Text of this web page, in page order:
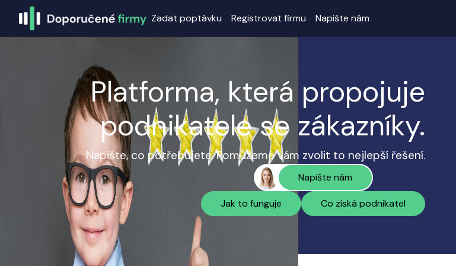
Zadat poptávku Registrovat firmu Napište nám
Platforma, která propojuje
podnikatele se zákazníky.
Napište, co potřebujete. Pomůžeme vám zvolit to nejlepší řešení.
Napište nám
Jak to funguje Co získá podnikatel